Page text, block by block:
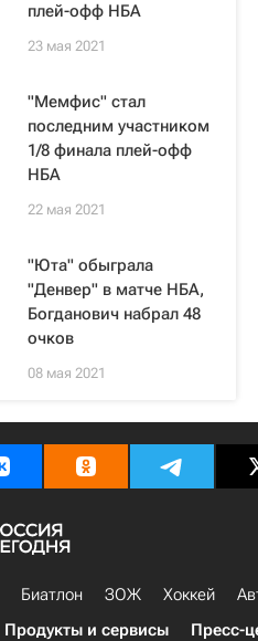
плей-офф НБА
23 мая 2021
"Мемфис" стал
последним участником
1/8 финала плей-офф
НБА
22 мая 2021
"Юта" обыграла
"Денвер" в матче НБА,
Богданович набрал 48
очков
08 мая 2021
Биатлон ЗОЖ Хоккей
Продукты и сервисы Пресс-